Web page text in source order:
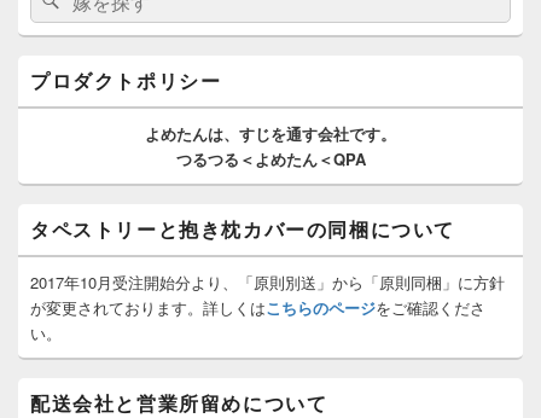
ド
ー
ッ
エ
リ
索:
索
プロダクトポリシー
よめたんは、 すじを通す会社です。
つるつる＜よめたん＜QPA
タペストリーと抱き枕カバーの同梱について
2017年10月受注開始分より、「原則別送」から「原則同梱」に方針
が変更されております。詳しくはこちらのページをご確認くださ
い。
配送会社と営業所留めについて